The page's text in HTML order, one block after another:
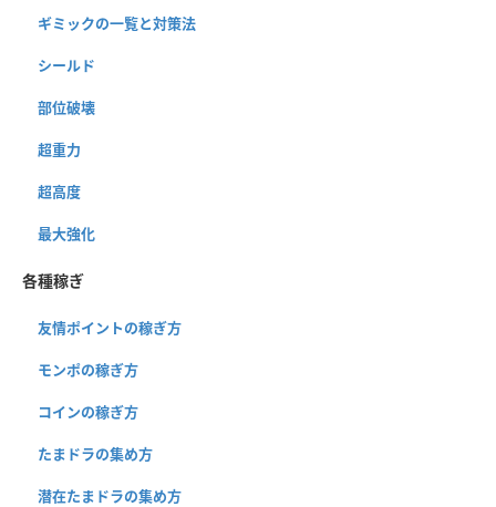
ギミックの一覧と対策法
シールド
部位破壊
超重力
超高度
最大強化
各種稼ぎ
友情ポイントの稼ぎ方
モンポの稼ぎ方
コインの稼ぎ方
たまドラの集め方
潜在たまドラの集め方